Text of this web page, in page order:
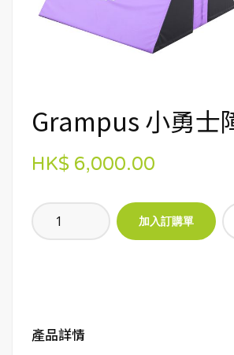
Grampus 小勇士
HK$ 6,000.00
產品詳情